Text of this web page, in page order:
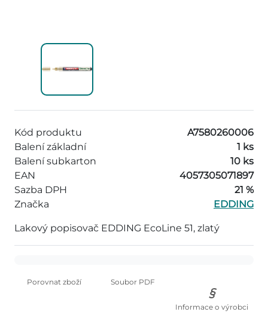
Kód produktu
A7580260006
Balení základní
1 ks
Balení subkarton
10 ks
EAN
4057305071897
Sazba DPH
21 %
Značka
EDDING
Lakový popisovač EDDING EcoLine 51, zlatý
Porovnat zboží Soubor PDF
Informace o výrobci